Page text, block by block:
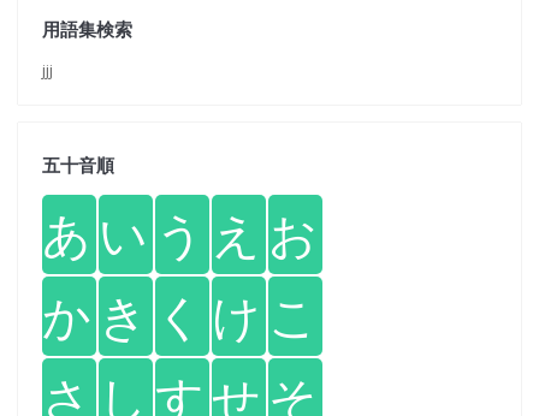
用語集検索
jjj
五十音順
あ い う え お
か き く け こ
さ し すせ そ